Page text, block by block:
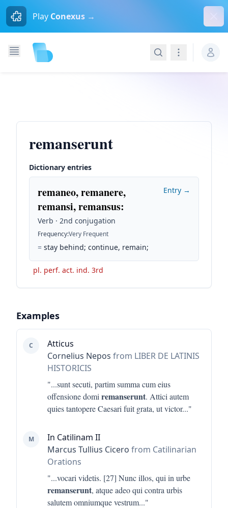
Play Conexus →
SearchNavigation
remanserunt
Dictionary entries
remaneo, remanere,
remansi, remansus:
Verb · 2nd conjugation
Frequency:Very Frequent
= stay behind; continue, remain;
Entry →
pl. perf. act. ind. 3rd
Examples
C
Atticus
Cornelius Nepos from LIBER DE LATINIS
HISTORICIS
"...sunt secuti, partim summa cum eius
offensione domi remanserunt. Attici autem
quies tantopere Caesari fuit grata, ut victor..."
M
In Catilinam II
Marcus Tullius Cicero from Catilinarian
Orations
"...vocari videtis. [27] Nunc illos, qui in urbe
remanserunt, atque adeo qui contra urbis
salutem omniumque vestrum..."